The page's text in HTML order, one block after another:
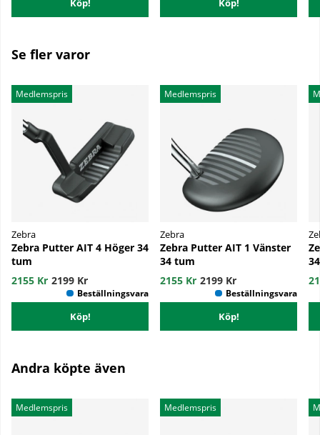
Köp! Köp!
Se fler varor
Medlemspris
Zebra
Zebra Putter AIT 4 Höger 34
tum
2155 Kr 2199 Kr
Köp!
Medlemspris
Zebra
Zebra Putter AIT 1 Vänster
34 tum
2155 Kr 2199 Kr
Köp!
Andra köpte även
Medlemspris Medlemspris